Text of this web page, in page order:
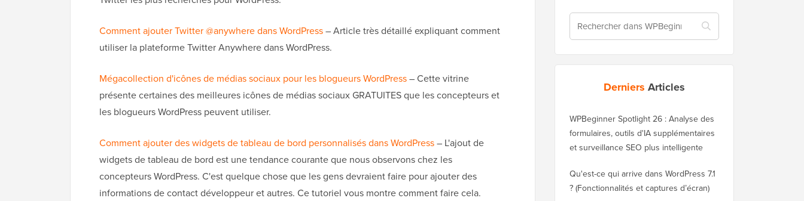
Comment ajouter Twitter @anywhere dans WordPress– Article très détaillé expliquant comment
utiliser la plateforme Twitter Anywhere dans WordPress.
Mégacollection d'icônes de médias sociaux pour les blogueurs WordPress– Cette vitrine
présente certaines des meilleures icônes de médias sociaux GRATUITES que les concepteurs et
les blogueurs WordPress peuvent utiliser.
Comment ajouter des widgets de tableau de bord personnalisés dans WordPress– L'ajout de
widgets de tableau de bord est une tendance courante que nous observons chez les
concepteurs WordPress. C'est quelque chose que les gens devraient faire pour ajouter des
informations de contact développeur et autres. Ce tutoriel vous montre comment faire cela.
Derniers Articles
WPBeginner Spotlight 26 : Analyse des
formulaires, outils d'IA supplémentaires
et surveillance SEO plus intelligente
Qu'est-ce qui arrive dans WordPress 7.1
? (Fonctionnalités et captures d’écran)